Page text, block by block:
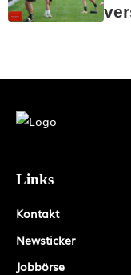
Links
Kontakt
Newsticker
Jobbörse